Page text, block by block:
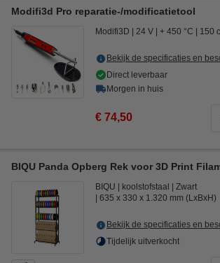
Modifi3d Pro reparatie-/modificatietool
Modifi3D 24 V + 450 °C 150
Bekijk de specificaties en
Direct leverbaar
Morgen in huis
€ 74,50
BIQU Panda Opberg Rek voor 3D Print
BIQU koolstofstaal
Zwart
635 x 330 x 1.320 mm (LxBxH)
Bekijk de specificaties en
Tijdelijk uitverkocht